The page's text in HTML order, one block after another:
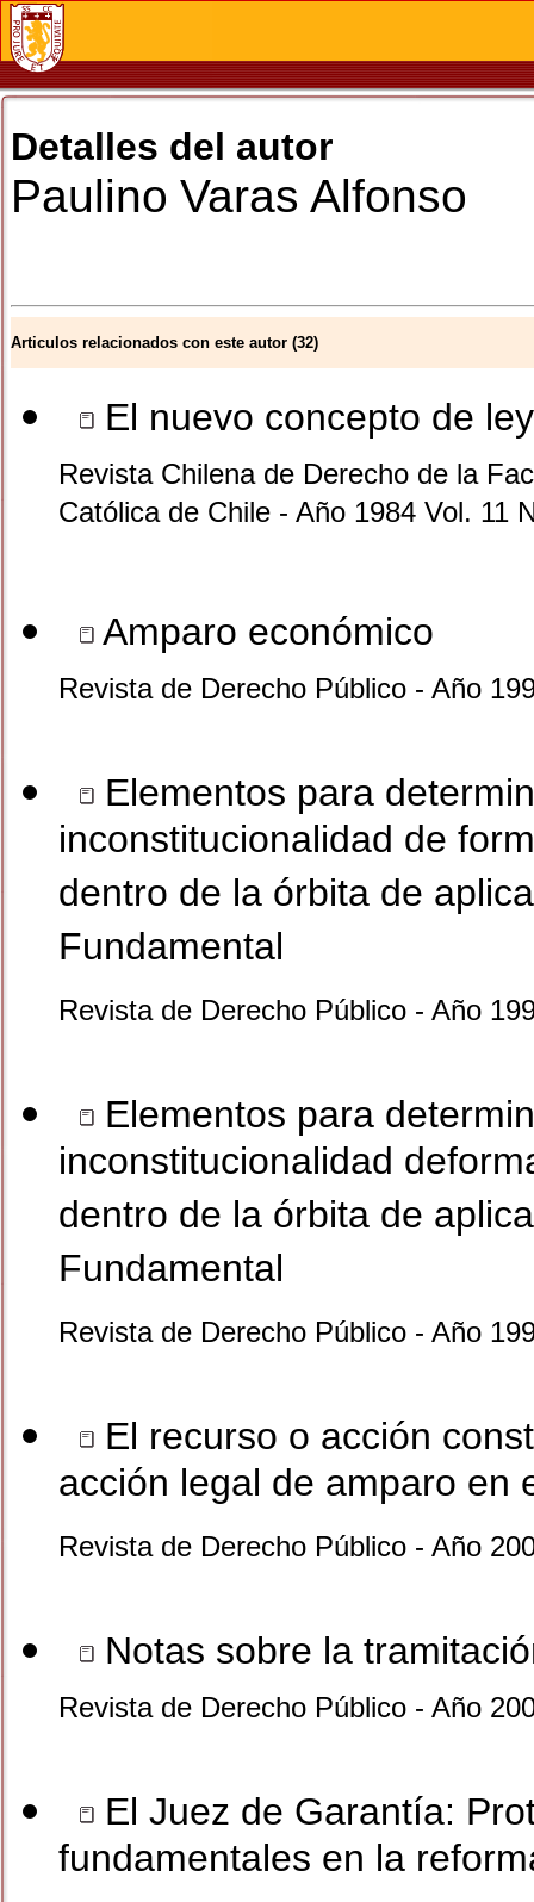
Detalles del autor
Paulino Varas Alfonso
Articulos relacionados con este autor (32)
El nuevo concepto de
Revista Chilena de Derecho de la
Católica de Chile - Año 1984 Vol. 11
Amparo económico
Revista de Derecho Público - Año
Elementos para
inconstitucionalidad de
dentro de la órbita de
Fundamental
Revista de Derecho Público - Año
Elementos para
inconstitucionalidad
dentro de la órbita de
Fundamental
Revista de Derecho Público - Año
El recurso o acción
acción legal de amparo en
Revista de Derecho Público - Año
Notas sobre la
Revista de Derecho Público - Año
El Juez de Garantía:
fundamentales en la